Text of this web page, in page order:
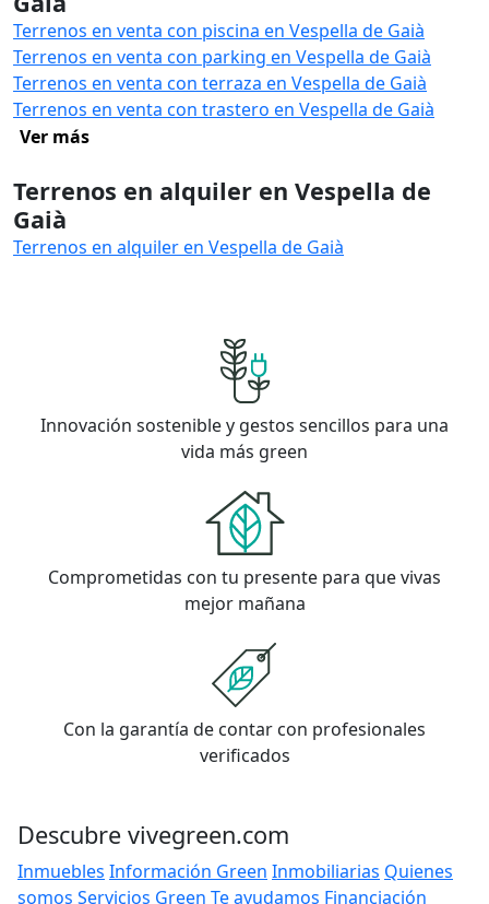
Terrenos en venta con piscina en Vespella de Gaià
Terrenos en venta con parking en Vespella de Gaià
Terrenos en venta con terraza en Vespella de Gaià
Terrenos en venta con trastero en Vespella de Gaià
Ver más
Terrenos en alquiler en Vespella de
Gaià
Terrenos en alquiler en Vespella de Gaià
Innovación sostenible y gestos sencillos para una
vida más green
Comprometidas con tu presente para que vivas
mejor mañana
Con la garantía de contar con profesionales
verificados
Descubre vivegreen.com
Inmuebles Información Green Inmobiliarias Quienes
somos Servicios Green Te ayudamos Financiación